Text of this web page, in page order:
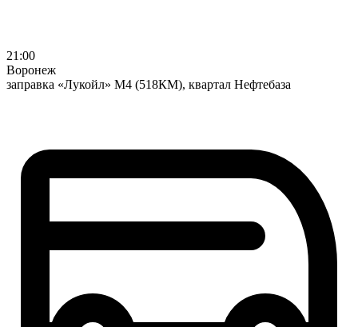
21:00
Воронеж
заправка «Лукойл» М4 (518КМ), квартал Нефтебаза